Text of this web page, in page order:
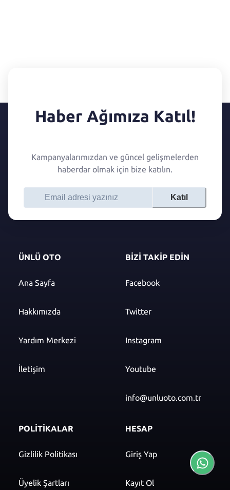
Haber Ağımıza Katıl!
Kampanyalarımızdan ve güncel gelişmelerden
haberdar olmak için bize katılın.
Katıl
ÜNLÜ OTO
Ana Sayfa
Hakkımızda
Yardım Merkezi
İletişim
BİZİ TAKİP EDİN
Facebook
Twitter
Instagram
Youtube
info@unluoto.com.tr
POLİTİKALAR
Gizlilik Politikası
Üyelik Şartları
HESAP
Giriş Yap
Kayıt Ol